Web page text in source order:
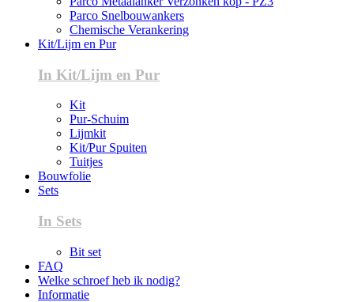
Parco Snelbouwankers
Chemische Verankering
Kit/Lijm en Pur
In Kit/Lijm en Pur
Kit
Pur-Schuim
Lijmkit
Kit/Pur Spuiten
Tuitjes
Bouwfolie
Sets
In Sets
Bit set
FAQ
Welke schroef heb ik nodig?
Informatie